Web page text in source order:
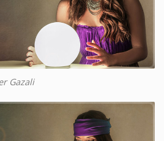
Gazali